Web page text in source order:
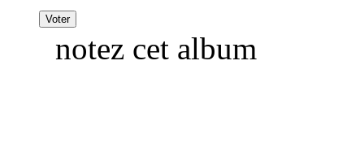
notez cet album